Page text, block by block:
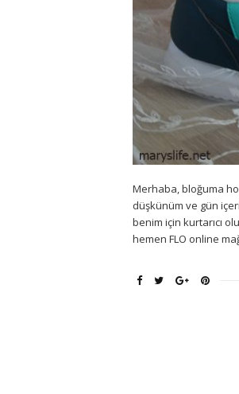
Merhaba, bloğuma
düşkünüm ve gün
benim için kurtarıcı
hemen FLO online